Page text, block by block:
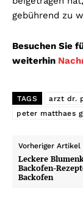
gebührend zu
Besuchen Sie
weiterhin
TAGS arzt dr.
peter matthaes
Vorheriger Artikel
Leckere
Backofen-
Backofen